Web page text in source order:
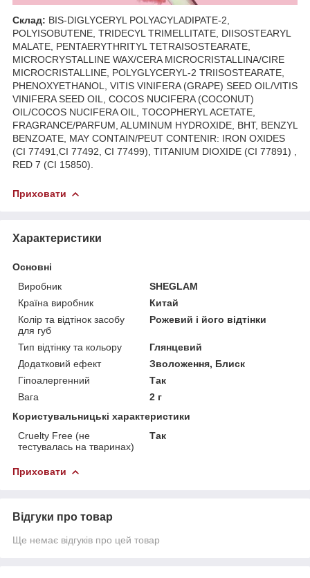
Склад: BIS-DIGLYCERYL POLYACYLADIPATE-2,
POLYISOBUTENE, TRIDECYL TRIMELLITATE, DIISOSTEARYL
MALATE, PENTAERYTHRITYL TETRAISOSTEARATE,
MICROCRYSTALLINE WAX/CERA MICROCRISTALLINA/CIRE
MICROCRISTALLINE, POLYGLYCERYL-2 TRIISOSTEARATE,
PHENOXYETHANOL, VITIS VINIFERA (GRAPE) SEED OIL/VITIS
VINIFERA SEED OIL, COCOS NUCIFERA (COCONUT)
OIL/COCOS NUCIFERA OIL, TOCOPHERYL ACETATE,
FRAGRANCE/PARFUM, ALUMINUM HYDROXIDE, BHT, BENZYL
BENZOATE, MAY CONTAIN/PEUT CONTENIR: IRON OXIDES
(CI 77491,CI 77492, CI 77499), TITANIUM DIOXIDE (CI 77891) ,
RED 7 (CI 15850).
Приховати
Характеристики
Основні
Виробник
SHEGLAM
Країна виробник
Китай
Колір та відтінок засобу
для губ
Рожевий і його відтінки
Тип відтінку та кольору
Глянцевий
Додатковий ефект
Зволоження, Блиск
Гіпоалергенний
Так
Вага
2 г
Користувальницькі характеристики
Cruelty Free (не
тестувалась на тваринах)
Так
Приховати
Відгуки про товар
Ще немає відгуків про цей товар